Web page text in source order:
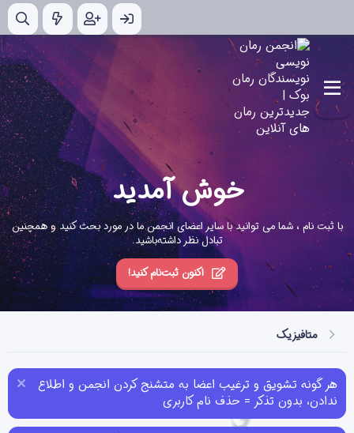
خوش آمدید
با ثبت نام ، شما می توانید با سایر اعضای انجمن ما در مورد بحث کنید و همچنین
تبادل نظر داشته‌باشید.
اکنون ثبت‌نام کنید!
متافیزیک
هر گونه تشویق و ترغیب اعضا به متشنج کردن انجمن و اطلاع
ندادن، بدون تذکر = حذف نام کاربری